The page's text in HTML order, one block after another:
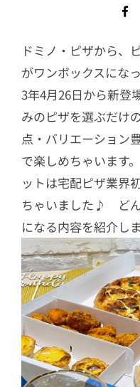
ドミノ・ピザから、
がワンボックスにな
3年4月26日から新
みのピザを選ぶだけ
点・バリエーション
で楽しめちゃいます
ットは宅配ピザ業界
ちゃいました♪ ど
になる内容を紹介しま